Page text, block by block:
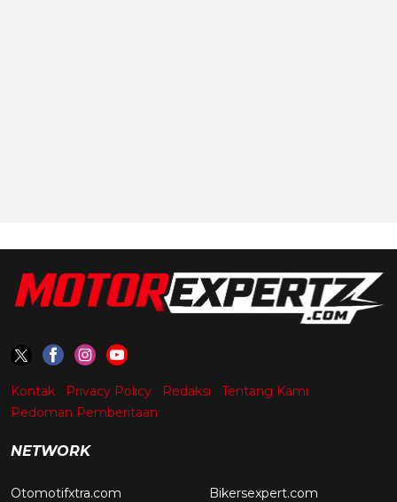
Kontak Privacy Policy Redaksi
Tentang Kami
Pedoman Pemberitaan
NETWORK
Otomotifxtra.com Bikersexpert.com